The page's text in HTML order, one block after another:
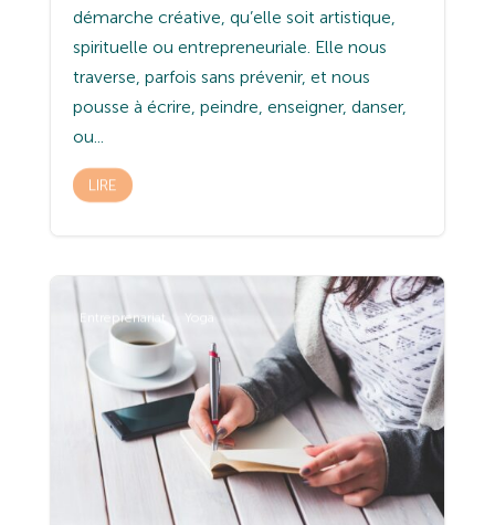
démarche créative, qu’elle soit artistique,
spirituelle ou entrepreneuriale. Elle nous
traverse, parfois sans prévenir, et nous
pousse à écrire, peindre, enseigner, danser,
ou...
LIRE
Entreprenariat Yoga